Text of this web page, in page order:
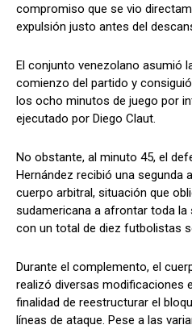
compromiso que se vio
expulsión justo antes del
El conjunto venezolano asumió
comienzo del partido y
los ocho minutos de juego por
ejecutado por Diego Claut.
No obstante, al minuto 45, el
Hernández recibió una segunda
cuerpo arbitral, situación que
sudamericana a afrontar toda la
con un total de diez futbolistas
Durante el complemento, el
realizó diversas modificaciones
finalidad de reestructurar el
líneas de ataque. Pese a las